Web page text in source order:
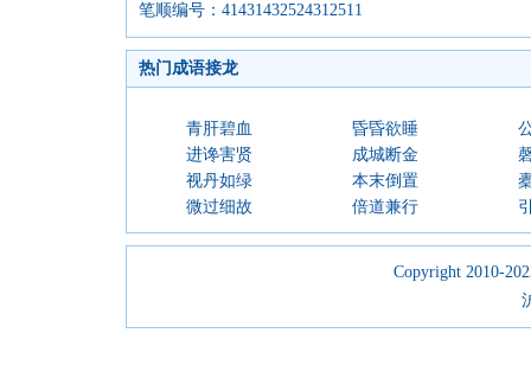
笔顺编号：41431432524312511
热门成语接龙
青肝碧血 昏昏欲睡
进谗害贤
成城断金
视丹如绿
本末倒置
微过细故
倍道兼行
Copyright 2010-